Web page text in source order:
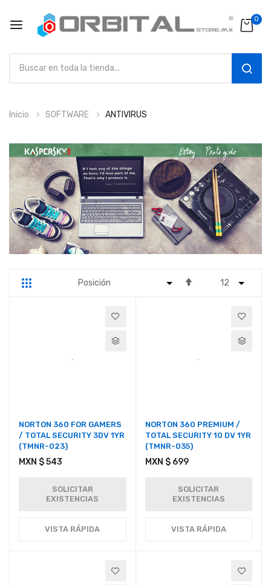
0
alInicio SOFTWARE ANTIVIRUS
Parrilla
NORTON 360 FOR GAMERS
/ TOTAL SECURITY 3DV 1YR
(TMNR-023)
MXN $ 543
SOLICITAR
EXISTENCIAS
VISTA RÁPIDA
NORTON 360 PREMIUM /
TOTAL SECURITY 10 DV 1YR
(TMNR-035)
MXN $ 699
SOLICITAR
EXISTENCIAS
VISTA RÁPIDA